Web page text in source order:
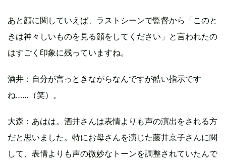
あと顔に関していえば、ラストシーンで監督から「このと
きは神々しいものを見る顔をしてください」と言われたの
はすごく印象に残っていますね。
酒井：自分が言っときながらなんですが酷い指示です
ね……（笑）。
大森：あはは。酒井さんは表情よりも声の演出をされる方
だと思いました。特にお母さんを演じた藤井京子さんに関
して、表情よりも声の微妙なトーンを調整されていたんで